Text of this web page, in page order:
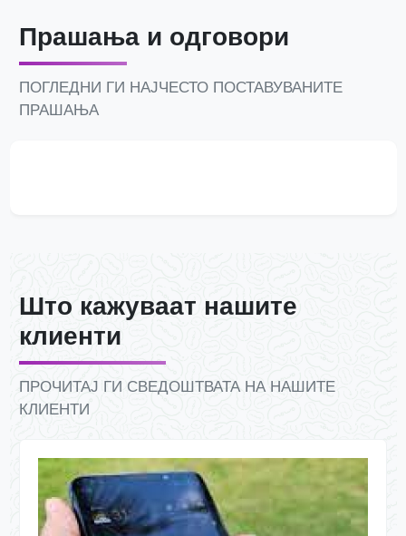
Прашања и одговори
ПОГЛЕДНИ ГИ НАЈЧЕСТО ПОСТАВУВАНИТЕ
ПРАШАЊА
Што кажуваат нашите
клиенти
ПРОЧИТАЈ ГИ СВЕДОШТВАТА НА НАШИТЕ
КЛИЕНТИ